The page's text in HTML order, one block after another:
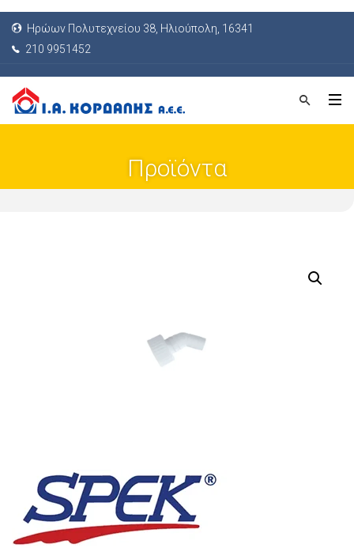
Ηρώων Πολυτεχνείου 38, Ηλιούπολη, 16341
210 9951452
Προϊόντα